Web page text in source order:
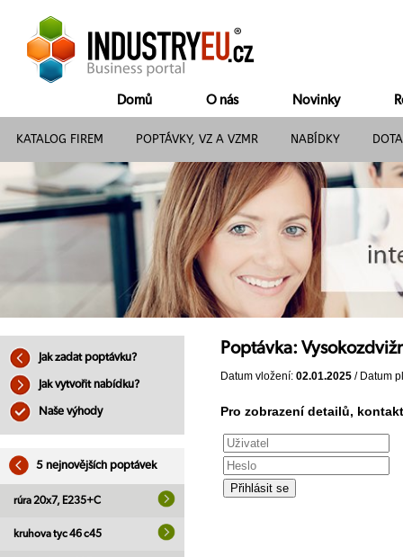
Domů O nás Novinky
KATALOG FIREM POPTÁVKY, VZ A VZMR NABÍDKY
Jak zadat poptávku?
Jak vytvořit nabídku?
Naše výhody
5 nejnovějších poptávek
rúra 20x7, E235+C
kruhova tyc 46 c45
Poptávka:
Datum vložení: 02.01.2025 / Datum
Pro zobrazení detailů,